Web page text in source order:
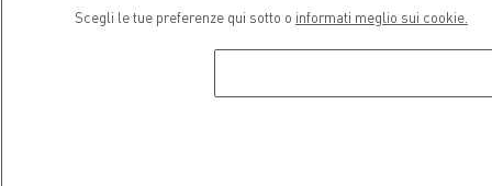
Scegli le tue preferenze qui sotto o informati meglio sui cookie.